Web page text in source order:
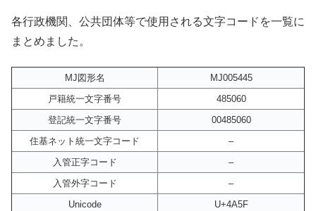
各行政機関、公共団体等で使用される文字コードを一覧に
まとめました。
MJ図形名
MJ005445
戸籍統一文字番号
485060
登記統一文字番号
00485060
住基ネット統一文字コード
–
入管正字コード
–
入管外字コード
–
Unicode
U+4A5F